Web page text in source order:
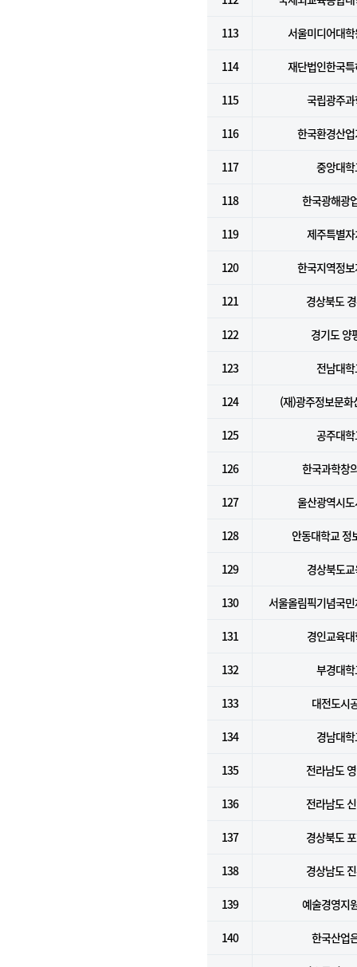
113 서울미디어대
114 재단법인한국
115 국립광주
116 한국환경산
117 중앙대
118 한국광해광
119 제주특별
120 한국지역정
121 경상북도
122 경기도 양
123 전남대
124 (재)광주정보문화
125 공주대
126 한국과학창
127 울산광역시
128 안동대학교 정
129 경상북도
130 서울올림픽기념국
131 경인교육
132 부경대
133 대전도시
134 경남대
135 전라남도
136 전라남도
137 경상북도
138 경상남도
139 예술경영지
140 한국산업